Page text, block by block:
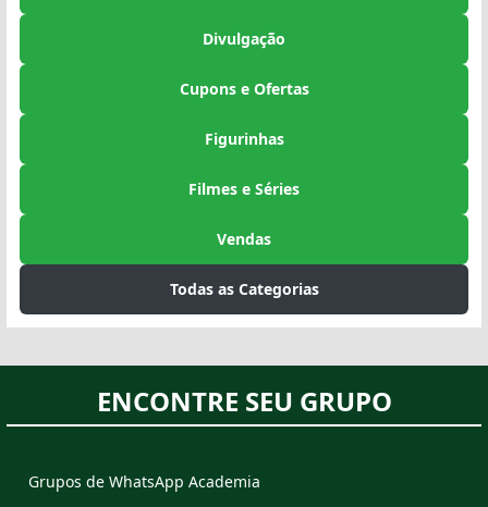
Divulgação
Cupons e Ofertas
Figurinhas
Filmes e Séries
Vendas
Todas as Categorias
ENCONTRE SEU GRUPO
Grupos de WhatsApp Academia